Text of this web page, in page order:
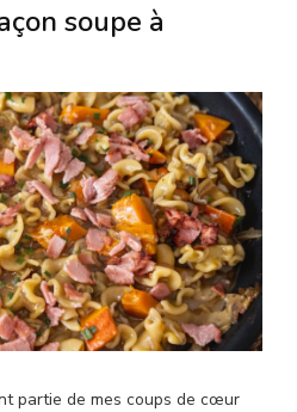
soupe à
partie de mes coups de cœur